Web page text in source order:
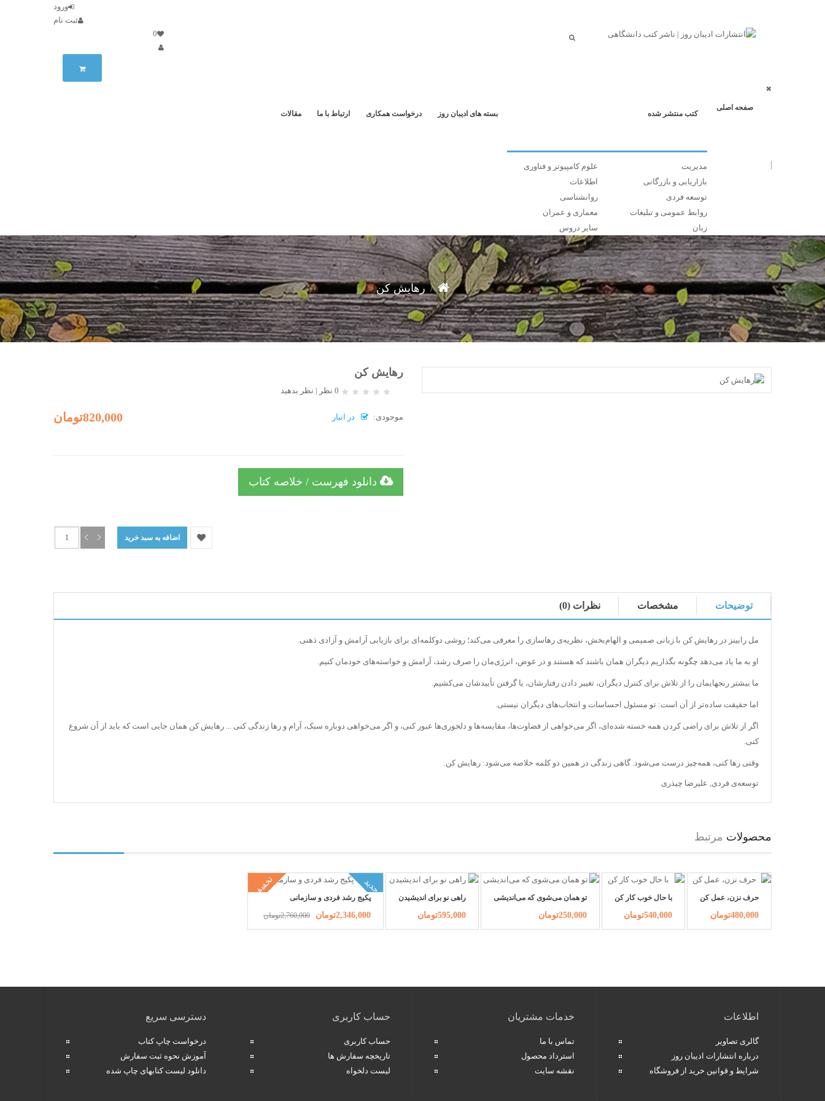
ورود
ثبت نام
0
صفحه اصلی
کتب منتشر شده
مدیریت
بازاریابی و بازرگانی
توسعه فردی
روابط عمومی و تبلیغات
زبان
علوم کامپیوتر و فناوری
اطلاعات
روانشناسی
معماری و عمران
سایر دروس
بسته های ادیبان روز درخواست همکاری ارتباط با ما مقالات
رهایش کن
رهایش کن
0 نظر | نظر بدهید
موجودی: در انبار 820,000تومان
دانلود فهرست / خلاصه کتاب
توضیحات مشخصات نظرات (0)
مل رابینز در رهایش کن با زبانی صمیمی و الهام‌بخش، نظریه‌ی رهاسازی را معرفی می‌کند؛ روشی دوکلمه‌ای برای بازیابی آرامش و آزادی ذهنی.
او به ما یاد می‌دهد چگونه بگذاریم دیگران همان باشند که هستند و در عوض، انرژی‌مان را صرف رشد، آرامش و خواسته‌های خودمان کنیم.
ما بیشتر رنجهایمان را از تلاش برای کنترل دیگران، تغییر دادن رفتارشان، یا گرفتن تأییدشان می‌کشیم.
اما حقیقت ساده‌تر از آن است: تو مسئول احساسات و انتخاب‌های دیگران نیستی.
اگر از تلاش برای راضی کردن همه خسته‌ شده‌ای، اگر می‌خواهی از فضاوت‌ها، مقایسه‌ها و دلخوری‌ها عبور کنی، و اگر می‌خواهی دوباره سبک، آرام و رها زندگی کنی ... رهایش کن همان جایی است که باید از آن شروع
کنی.
وقتی رها کنی، همه‌چیز درست می‌شود. گاهی زندگی در همین دو کلمه خلاصه می‌شود: رهایش کن.
توسعه‌ی فردی, علیرضا چیذری
محصولات مرتبط
حرف نزن، عمل کن
480,000تومان
با حال خوب کار کن
540,000تومان
تو همان می‌شوی که می‌اندیشی
250,000تومان
راهی نو برای اندیشیدن
595,000تومان
جدید تخفیف پکیج رشد فردی و سازمانی
2,346,000تومان 2,760,000تومان
اطلاعات
گالری تصاویر
درباره انتشارات ادیبان روز
شرایط و قوانین خرید از فروشگاه
خدمات مشتریان
تماس با ما
استرداد محصول
نقشه سایت
حساب کاربری
حساب کاربری
تاریخچه سفارش ها
لیست دلخواه
دسترسی سریع
درخواست چاپ کتاب
آموزش نحوه ثبت سفارش
دانلود لیست کتابهای چاپ شده